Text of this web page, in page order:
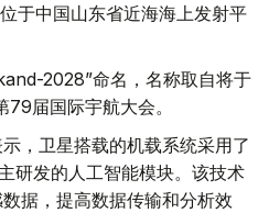
于中国山东省近海海上发射平
2028”命名，名称取自将于
届国际宇航大会。
，卫星搭载的机载系统采用了
研发的人工智能模块。该技术
据，提高数据传输和分析效